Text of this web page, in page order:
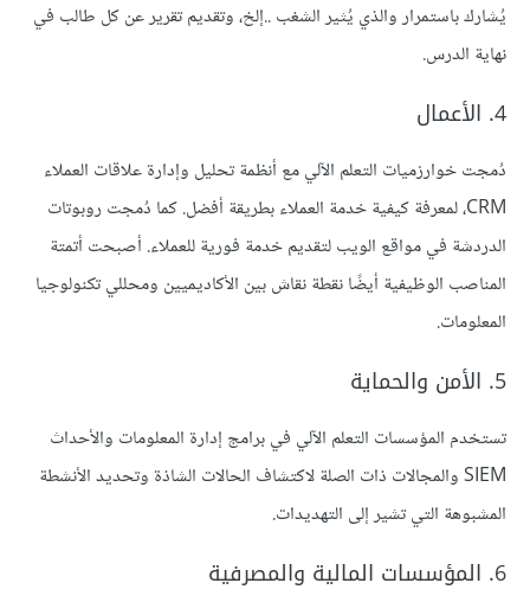
يُشارك باستمرار والذي يُثير الشغب ..إلخ، وتقديم تقرير عن كل طالب في
نهاية الدرس.
4. الأعمال
دُمجت خوارزميات التعلم الآلي مع أنظمة تحليل وإدارة علاقات العملاء
CRM، لمعرفة كيفية خدمة العملاء بطريقة أفضل. كما دُمجت روبوتات
الدردشة في مواقع الويب لتقديم خدمة فورية للعملاء. أصبحت أتمتة
المناصب الوظيفية أيضًا نقطة نقاش بين الأكاديميين ومحللي تكنولوجيا
المعلومات.
5. الأمن والحماية
تستخدم المؤسسات التعلم الآلي في برامج إدارة المعلومات والأحداث
SIEM والمجالات ذات الصلة لاكتشاف الحالات الشاذة وتحديد الأنشطة
المشبوهة التي تشير إلى التهديدات.
6. المؤسسات المالية والمصرفية